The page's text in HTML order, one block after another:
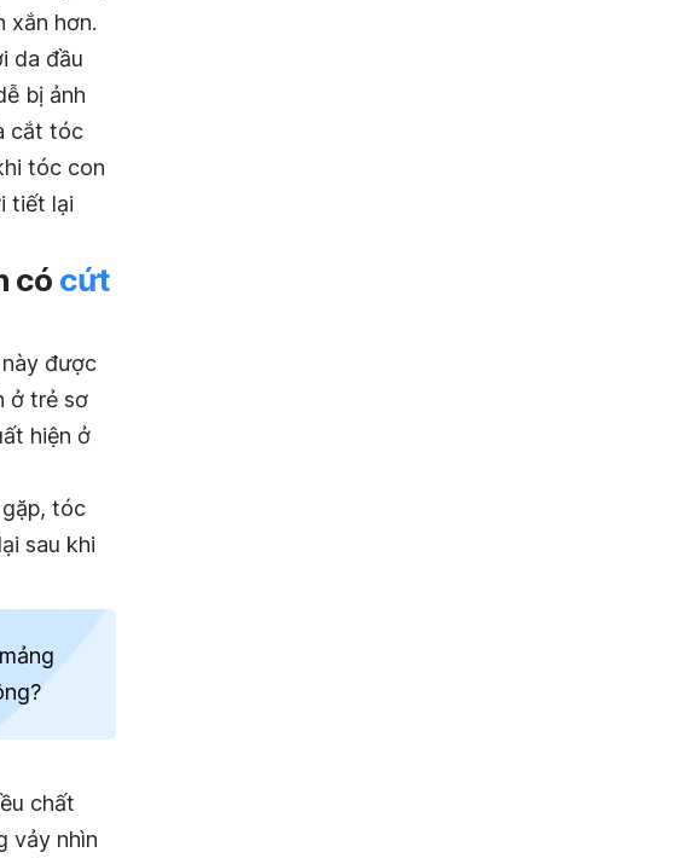
xắn hơn.
da đầu
bị ảnh
cắt tóc
tóc con
tiết lại
có cứt
được
ở trẻ sơ
hiện ở
tóc
sau khi
chất
vảy nhìn